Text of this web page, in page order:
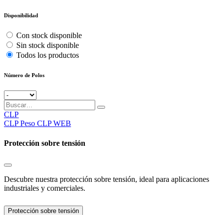
Disponibilidad
Con stock disponible
Sin stock disponible
Todos los productos
Número de Polos
CLP
CLP Peso CLP WEB
Protección sobre tensión
Descubre nuestra protección sobre tensión, ideal para aplicaciones
industriales y comerciales.
Protección sobre tensión